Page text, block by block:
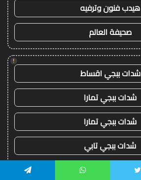
هيدب فنون وترفيه
صحيفة العالم
!
شدات ببجي اقساط
شدات ببجي تمارا
شدات ببجي تمارا
شدات ببجي تابي
شدات ببجي تابي